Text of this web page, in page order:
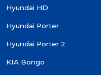
Hyundai HD
Hyundai Porter
Hyundai Porter 2
KIA Bongo